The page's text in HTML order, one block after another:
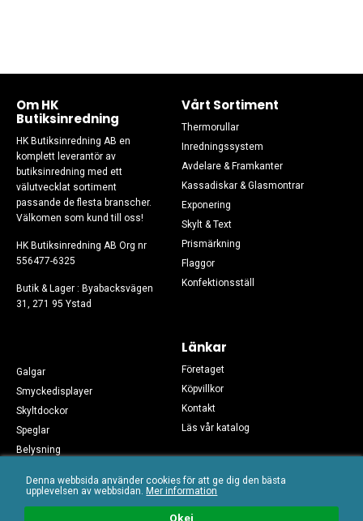
Okej
Denna webbsida använder cookies för att ge dig den bästa
upplevelsen av webbsidan.Mer information
Om HK
Butiksinredning
HK Butiksinredning AB en
komplett leverantör av
butiksinredning med ett
välutvecklat sortiment
passande de flesta branscher.
Välkomen som kund till oss!
HK Butiksinredning AB Org nr
556477-6325
Butik & Lager : Byabacksvägen
31, 271 95 Ystad
Vårt Sortiment
Thermorullar
Inredningssystem
Avdelare & Framkanter
Kassadiskar & Glasmontrar
Exponering
Skylt & Text
Prismärkning
Flaggor
Konfektionsställ
Galgar
Smyckedisplayer
Skyltdockor
Speglar
Belysning
Skyltmaterial
Begagnat
Länkar
Företaget
Köpvillkor
Kontakt
Läs vår katalog
Följ oss på sociala medier!